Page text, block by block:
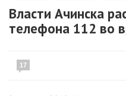
Власти Ачинска
телефона 112 во
17